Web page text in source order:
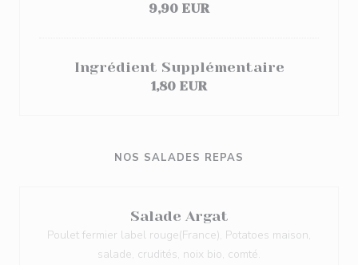
9,90 EUR
Ingrédient Supplémentaire
1,80 EUR
NOS SALADES REPAS
Salade Argat
Poulet fermier label rouge(France), Potatoes maison,
salade, crudités, noix bio, comté.